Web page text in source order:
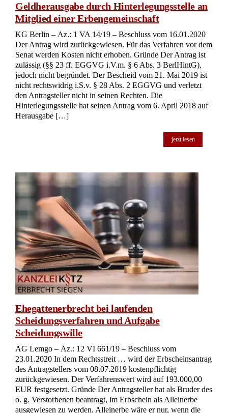
Geldherausgabe durch Hinterlegungsstelle an
Mitglied einer Erbengemeinschaft
KG Berlin – Az.: 1 VA 14/19 – Beschluss vom 16.01.2020
Der Antrag wird zurückgewiesen. Für das Verfahren vor dem
Senat werden Kosten nicht erhoben. Gründe Der Antrag ist
zulässig (§§ 23 ff. EGGVG i.V.m. § 6 Abs. 3 BerlHintG),
jedoch nicht begründet. Der Bescheid vom 21. Mai 2019 ist
nicht rechtswidrig i.S.v. § 28 Abs. 2 EGGVG und verletzt
den Antragsteller nicht in seinen Rechten. Die
Hinterlegungsstelle hat seinen Antrag vom 6. April 2018 auf
Herausgabe […]
jetzt lesen
Ehegattenerbrecht bei laufenden
Scheidungsverfahren und Aufgabe
Scheidungswille
AG Lemgo – Az.: 12 VI 661/19 – Beschluss vom
23.01.2020 In dem Rechtsstreit … wird der Erbscheinsantrag
des Antragstellers vom 08.07.2019 kostenpflichtig
zurückgewiesen. Der Verfahrenswert wird auf 193.000,00
EUR festgesetzt. Gründe Der Antragsteller hat als Bruder des
o. g. Verstorbenen beantragt, im Erbschein als Alleinerbe
ausgewiesen zu werden. Alleinerbe wäre er nur, wenn die